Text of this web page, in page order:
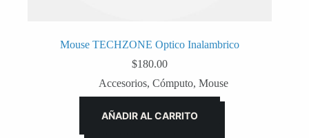
Mouse TECHZONE Optico Inalambrico
$180.00
Accesorios,Cómputo,Mouse
AÑADIR AL CARRITO